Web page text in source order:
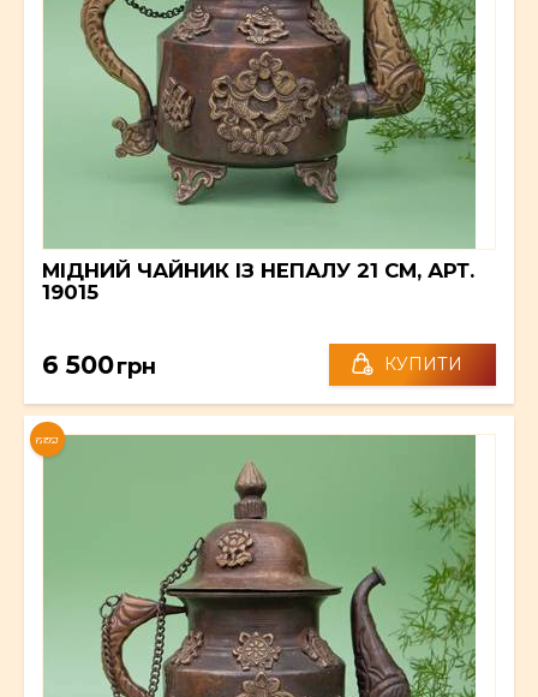
МІДНИЙ ЧАЙНИК ІЗ НЕПАЛУ 21 СМ, АРТ.
19015
6 500грн КУПИТИ
NEW